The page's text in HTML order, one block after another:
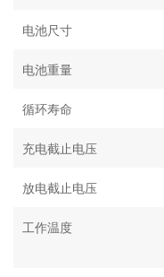
电池尺寸
电池重量
循环寿命
充电截止电压
放电截止电压
工作温度